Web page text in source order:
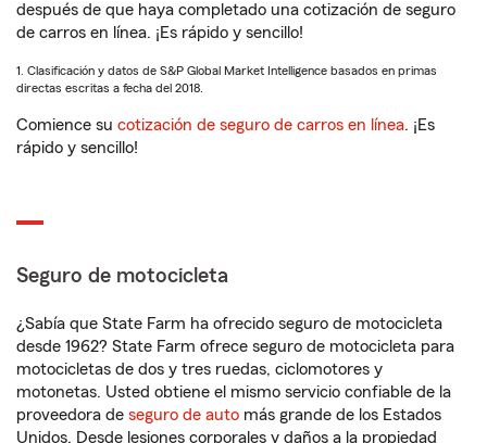
después de que haya completado una cotización de seguro
de carros en línea. ¡Es rápido y sencillo!
1. Clasificación y datos de S&P Global Market Intelligence basados en primas
directas escritas a fecha del 2018.
Comience su cotización de seguro de carros en línea. ¡Es
rápido y sencillo!
Seguro de motocicleta
¿Sabía que State Farm ha ofrecido seguro de motocicleta
desde 1962? State Farm ofrece seguro de motocicleta para
motocicletas de dos y tres ruedas, ciclomotores y
motonetas. Usted obtiene el mismo servicio confiable de la
proveedora de seguro de auto más grande de los Estados
Unidos. Desde lesiones corporales y daños a la propiedad